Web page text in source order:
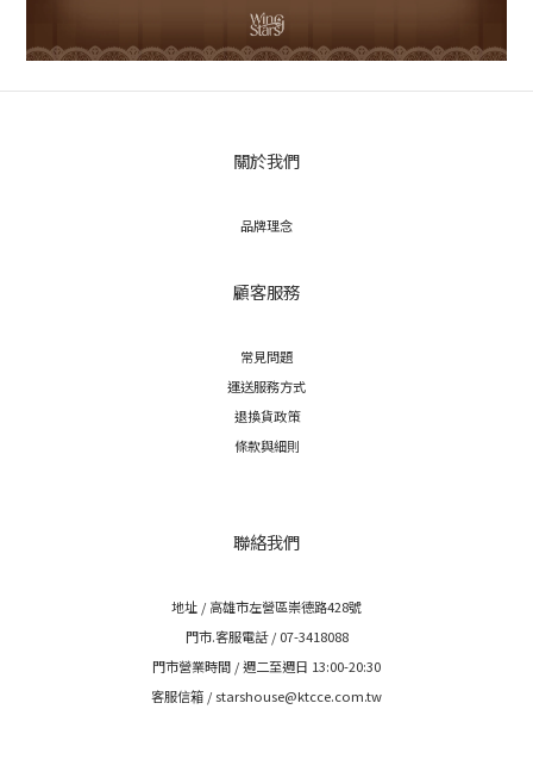
關於我們
品牌理念
顧客服務
常見問題
運送服務方式
退換貨政策
條款與細則
聯絡我們
地址 / 高雄市左營區崇德路428號
門市.客服電話 / 07-3418088
門市營業時間 / 週二至週日 13:00-20:30
客服信箱 / starshouse@ktcce.com.tw